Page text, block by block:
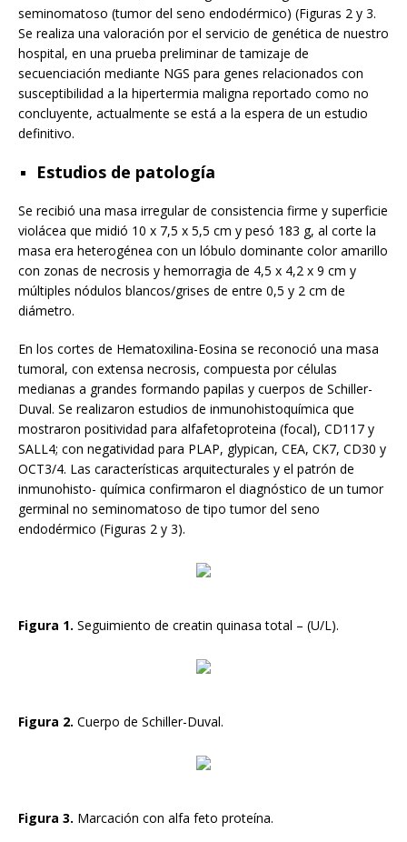
seminomatoso (tumor del seno endodérmico) (Figuras 2 y 3.
Se realiza una valoración por el servicio de genética de nuestro
hospital, en una prueba preliminar de tamizaje de
secuenciación mediante NGS para genes relacionados con
susceptibilidad a la hipertermia maligna reportado como no
concluyente, actualmente se está a la espera de un estudio
definitivo.
Estudios de patología
Se recibió una masa irregular de consistencia firme y superficie
violácea que midió 10 x 7,5 x 5,5 cm y pesó 183 g, al corte la
masa era heterogénea con un lóbulo dominante color amarillo
con zonas de necrosis y hemorragia de 4,5 x 4,2 x 9 cm y
múltiples nódulos blancos/grises de entre 0,5 y 2 cm de
diámetro.
En los cortes de Hematoxilina-Eosina se reconoció una masa
tumoral, con extensa necrosis, compuesta por células
medianas a grandes formando papilas y cuerpos de Schiller-
Duval. Se realizaron estudios de inmunohistoquímica que
mostraron positividad para alfafetoproteina (focal), CD117 y
SALL4; con negatividad para PLAP, glypican, CEA, CK7, CD30 y
OCT3/4. Las características arquitecturales y el patrón de
inmunohisto- química confirmaron el diagnóstico de un tumor
germinal no seminomatoso de tipo tumor del seno
endodérmico (Figuras 2 y 3).
Figura 1. Seguimiento de creatin quinasa total – (U/L).
Figura 2. Cuerpo de Schiller-Duval.
Figura 3. Marcación con alfa feto proteína.